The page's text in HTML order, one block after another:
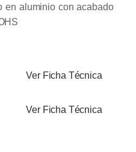
en aluminio con acabado
Ver Ficha Técnica
Ver Ficha Técnica